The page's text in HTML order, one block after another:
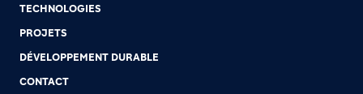
TECHNOLOGIES
PROJETS
DÉVELOPPEMENT DURABLE
CONTACT